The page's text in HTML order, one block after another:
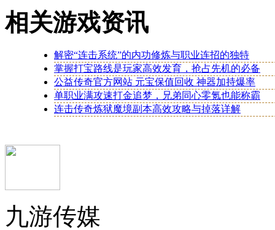
相关游戏资讯
解密“连击系统”的内功修炼与职业连招的独特
掌握打宝路线是玩家高效发育，抢占先机的必备
公益传奇官方网站 元宝保值回收 神器加持爆率
单职业满攻速打金追梦，兄弟同心零氪也能称霸
连击传奇炼狱魔境副本高效攻略与掉落详解
九游传媒